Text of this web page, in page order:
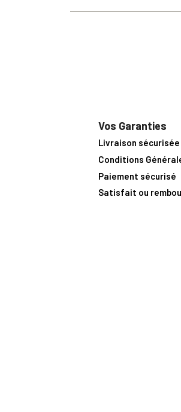
Vos Garanties
Livraison sécurisée
Conditions
Paiement sécurisé
Satisfait ou